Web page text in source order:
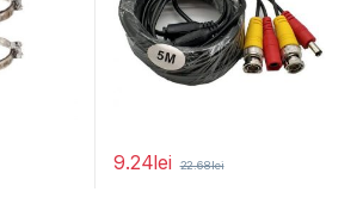
9.24lei 22.68lei